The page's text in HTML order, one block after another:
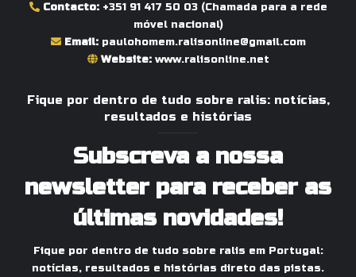
Contacto: +351 91 417 50 03(Chamada para a rede
móvel nacional)
Email: paulohomem.ralisonline@gmail.com
Website: www.ralisonline.net
Fique por dentro de tudo sobre ralis: notícias,
resultados e histórias
Subscreva a nossa
newsletter para receber as
últimas novidades!
Fique por dentro de tudo sobre ralis em Portugal:
notícias, resultados e histórias direto das pistas.